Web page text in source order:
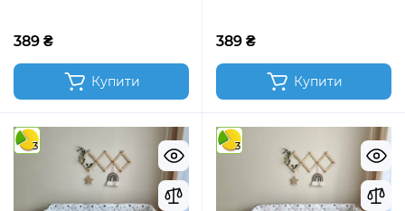
389 ₴
Купити
389 ₴
Купити
3 3